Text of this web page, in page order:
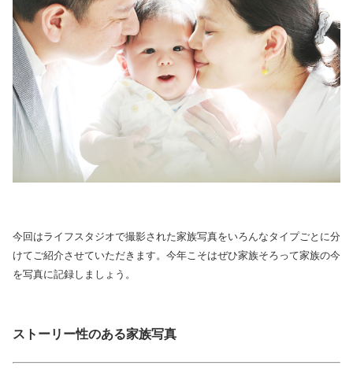
今回はライフスタジオで撮影された家族写真をいろんなタイプごとに分
けてご紹介させていただきます。今年こそはぜひ家族そろって家族の今
を写真に記録しましょう。
ストーリー性のある家族写真